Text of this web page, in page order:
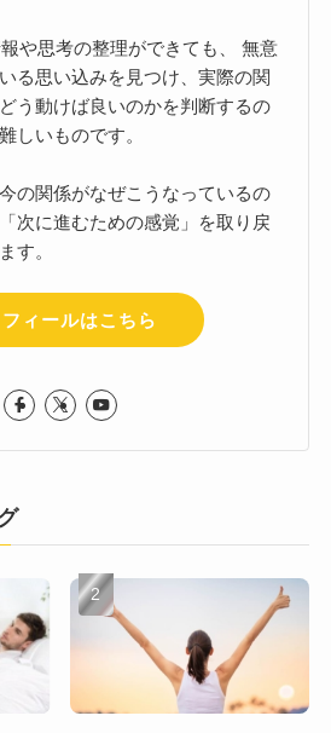
や思考の整理ができても、 無意
る思い込みを見つけ、実際の関
う動けば良いのかを判断するの
しいものです。
の関係がなぜこうなっているの
次に進むための感覚」を取り戻
す。
ィールはこちら